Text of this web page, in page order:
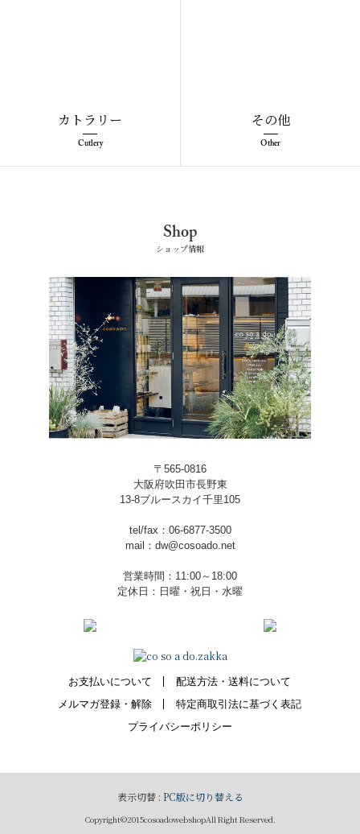
カトラリー
Cutlery
その他
Other
Shop
ショップ情報
〒565-0816
大阪府吹田市長野東
13-8ブルースカイ千里105
tel/fax：06-6877-3500
mail：dw@cosoado.net
営業時間：11:00～18:00
定休日：日曜・祝日・水曜
お支払いについて
配送方法・送料について
メルマガ登録・解除
特定商取引法に基づく表記
プライバシーポリシー
表示切替 : PC版に切り替える
Copyright©2015cosoadowebshopAll Right Reserved.